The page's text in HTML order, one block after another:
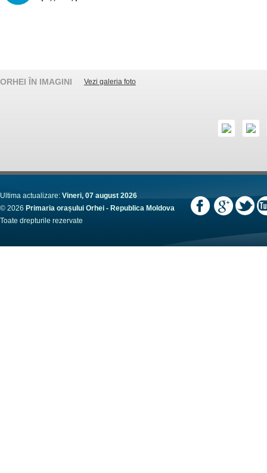
ORHEI ÎN IMAGINI Vezi galeria foto
Ultima actualizare: Vineri, 07 august 2026
© 2026 Primaria orașului Orhei - Republica Moldova
Toate drepturile rezervate